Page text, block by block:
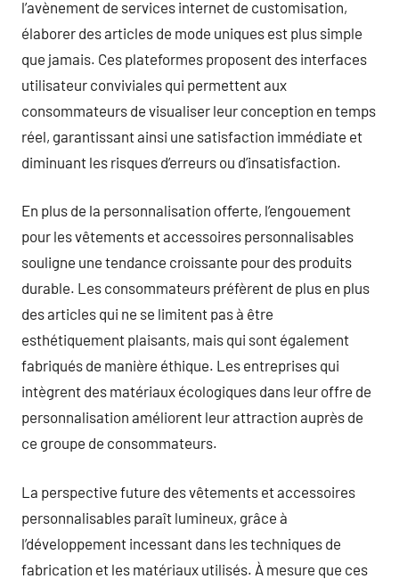
l’avènement de services internet de customisation,
élaborer des articles de mode uniques est plus simple
que jamais. Ces plateformes proposent des interfaces
utilisateur conviviales qui permettent aux
consommateurs de visualiser leur conception en temps
réel, garantissant ainsi une satisfaction immédiate et
diminuant les risques d’erreurs ou d’insatisfaction.
En plus de la personnalisation offerte, l’engouement
pour les vêtements et accessoires personnalisables
souligne une tendance croissante pour des produits
durable. Les consommateurs préfèrent de plus en plus
des articles qui ne se limitent pas à être
esthétiquement plaisants, mais qui sont également
fabriqués de manière éthique. Les entreprises qui
intègrent des matériaux écologiques dans leur offre de
personnalisation améliorent leur attraction auprès de
ce groupe de consommateurs.
La perspective future des vêtements et accessoires
personnalisables paraît lumineux, grâce à
l’développement incessant dans les techniques de
fabrication et les matériaux utilisés. À mesure que ces